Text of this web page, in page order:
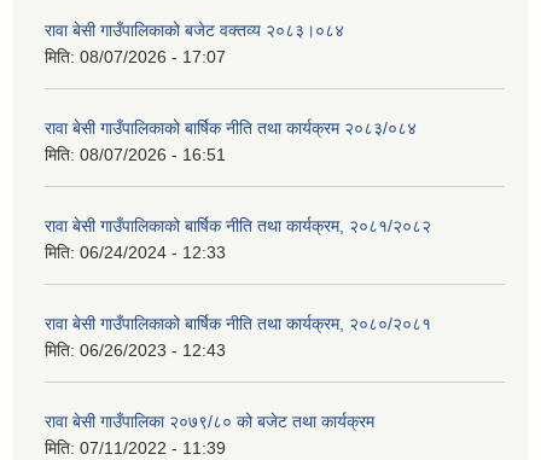
रावा बेसी गाउँपालिकाको बजेट वक्तव्य २०८३।०८४
मिति: 08/07/2026 - 17:07
रावा बेसी गाउँपालिकाको बार्षिक नीति तथा कार्यक्रम २०८३/०८४
मिति: 08/07/2026 - 16:51
रावा बेसी गाउँपालिकाको बार्षिक नीति तथा कार्यक्रम, २०८१/२०८२
मिति: 06/24/2024 - 12:33
रावा बेसी गाउँपालिकाको बार्षिक नीति तथा कार्यक्रम, २०८०/२०८१
मिति: 06/26/2023 - 12:43
रावा बेसी गाउँपालिका २०७९/८० को बजेट तथा कार्यक्रम
मिति: 07/11/2022 - 11:39